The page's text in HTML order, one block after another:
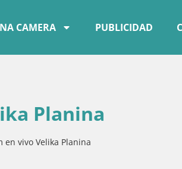
CAMERA PUBLICIDAD
Planina
en vivo Velika Planina